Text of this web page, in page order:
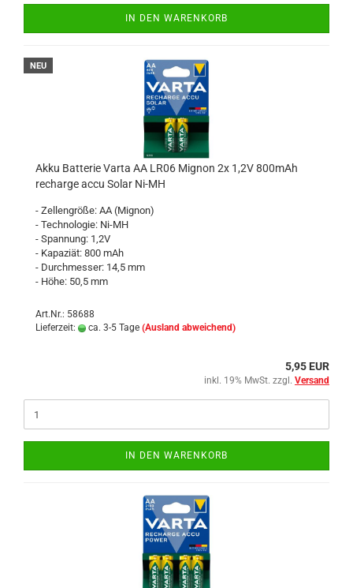
IN DEN WARENKORB
NEU
Akku Batterie Varta AA LR06 Mignon 2x 1,2V 800mAh
recharge accu Solar Ni-MH
- Zellengröße: AA (Mignon)
- Technologie: Ni-MH
- Spannung: 1,2V
- Kapaziät: 800 mAh
- Durchmesser: 14,5 mm
- Höhe: 50,5 mm
Art.Nr.: 58688
Lieferzeit:
ca. 3-5 Tage (Ausland abweichend)
5,95 EUR
inkl. 19% MwSt. zzgl. Versand
IN DEN WARENKORB